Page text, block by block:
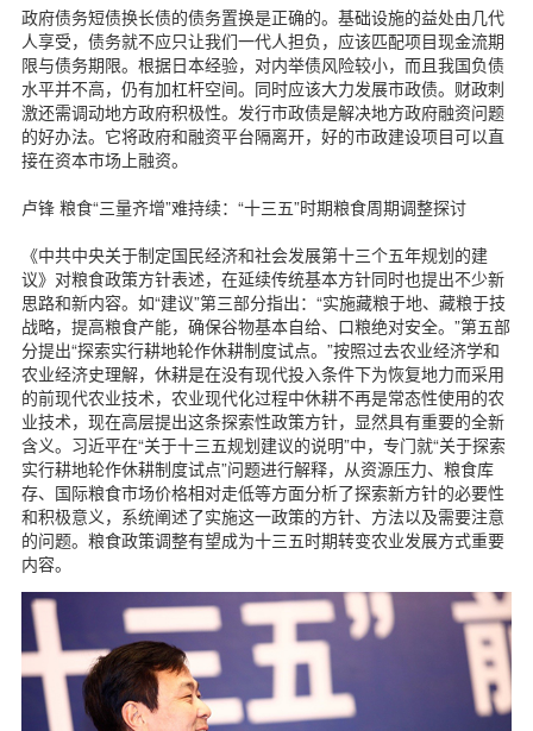
政府债务短债换长债的债务置换是正确的。基础设施的益处由几代
人享受，债务就不应只让我们一代人担负，应该匹配项目现金流期
限与债务期限。根据日本经验，对内举债风险较小，而且我国负债
水平并不高，仍有加杠杆空间。同时应该大力发展市政债。财政刺
激还需调动地方政府积极性。发行市政债是解决地方政府融资问题
的好办法。它将政府和融资平台隔离开，好的市政建设项目可以直
接在资本市场上融资。
卢锋 粮食“三量齐增”难持续：“十三五”时期粮食周期调整探讨
《中共中央关于制定国民经济和社会发展第十三个五年规划的建
议》对粮食政策方针表述，在延续传统基本方针同时也提出不少新
思路和新内容。如“建议”第三部分指出：“实施藏粮于地、藏粮于技
战略，提高粮食产能，确保谷物基本自给、口粮绝对安全。”第五部
分提出“探索实行耕地轮作休耕制度试点。”按照过去农业经济学和
农业经济史理解，休耕是在没有现代投入条件下为恢复地力而采用
的前现代农业技术，农业现代化过程中休耕不再是常态性使用的农
业技术，现在高层提出这条探索性政策方针，显然具有重要的全新
含义。习近平在“关于十三五规划建议的说明”中，专门就“关于探索
实行耕地轮作休耕制度试点”问题进行解释，从资源压力、粮食库
存、国际粮食市场价格相对走低等方面分析了探索新方针的必要性
和积极意义，系统阐述了实施这一政策的方针、方法以及需要注意
的问题。粮食政策调整有望成为十三五时期转变农业发展方式重要
内容。